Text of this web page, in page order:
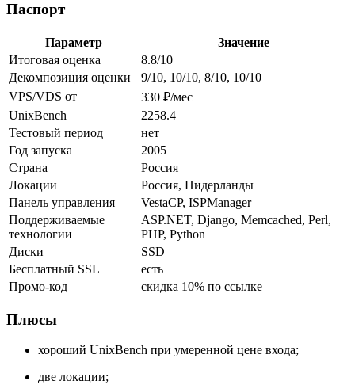
Паспорт
Параметр
Значение
Итоговая оценка
8.8/10
Декомпозиция оценки
9/10, 10/10, 8/10, 10/10
VPS/VDS от
330 ₽/мес
UnixBench
2258.4
Тестовый период
нет
Год запуска
2005
Страна
Россия
Локации
Россия, Нидерланды
Панель управления
VestaCP, ISPManager
Поддерживаемые
технологии
ASP.NET, Django, Memcached, Perl,
PHP, Python
Диски
SSD
Бесплатный SSL
есть
Промо-код
скидка 10% по ссылке
Плюсы
хороший UnixBench при умеренной цене входа;
две локации;